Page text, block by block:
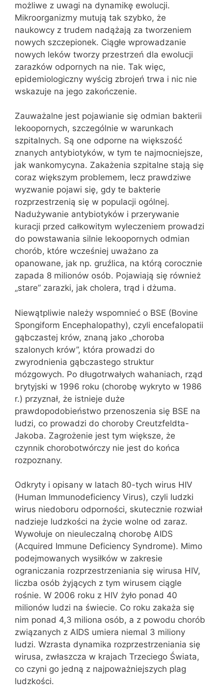
możliwe z uwagi na dynamikę ewolucji.
Mikroorganizmy mutują tak szybko, że
naukowcy z trudem nadążają za tworzeniem
nowych szczepionek. Ciągłe wprowadzanie
nowych leków tworzy przestrzeń dla ewolucji
zarazków odpornych na nie. Tak więc,
epidemiologiczny wyścig zbrojeń trwa i nic nie
wskazuje na jego zakończenie.
Zauważalne jest pojawianie się odmian bakterii
lekoopornych, szczególnie w warunkach
szpitalnych. Są one odporne na większość
znanych antybiotyków, w tym te najmocniejsze,
jak wankomycyna. Zakażenia szpitalne stają się
coraz większym problemem, lecz prawdziwe
wyzwanie pojawi się, gdy te bakterie
rozprzestrzenią się w populacji ogólnej.
Nadużywanie antybiotyków i przerywanie
kuracji przed całkowitym wyleczeniem prowadzi
do powstawania silnie lekoopornych odmian
chorób, które wcześniej uważano za
opanowane, jak np. gruźlica, na którą corocznie
zapada 8 milionów osób. Pojawiają się również
„stare” zarazki, jak cholera, trąd i dżuma.
Niewątpliwie należy wspomnieć o BSE (Bovine
Spongiform Encephalopathy), czyli encefalopatii
gąbczastej krów, znaną jako „choroba
szalonych krów”, która prowadzi do
zwyrodnienia gąbczastego struktur
mózgowych. Po długotrwałych wahaniach, rząd
brytyjski w 1996 roku (chorobę wykryto w 1986
r.) przyznał, że istnieje duże
prawdopodobieństwo przenoszenia się BSE na
ludzi, co prowadzi do choroby Creutzfeldta-
Jakoba. Zagrożenie jest tym większe, że
czynnik chorobotwórczy nie jest do końca
rozpoznany.
Odkryty i opisany w latach 80-tych wirus HIV
(Human Immunodeficiency Virus), czyli ludzki
wirus niedoboru odporności, skutecznie rozwiał
nadzieje ludzkości na życie wolne od zaraz.
Wywołuje on nieuleczalną chorobę AIDS
(Acquired Immune Deficiency Syndrome). Mimo
podejmowanych wysiłków w zakresie
ograniczania rozprzestrzeniania się wirusa HIV,
liczba osób żyjących z tym wirusem ciągle
rośnie. W 2006 roku z HIV żyło ponad 40
milionów ludzi na świecie. Co roku zakaża się
nim ponad 4,3 miliona osób, a z powodu chorób
związanych z AIDS umiera niemal 3 miliony
ludzi. Wzrasta dynamika rozprzestrzeniania się
wirusa, zwłaszcza w krajach Trzeciego Świata,
co czyni go jedną z najpoważniejszych plag
ludzkości.